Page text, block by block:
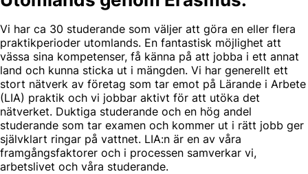
Vi har ca 30 studerande som väljer att göra en eller flera
praktikperioder utomlands. En fantastisk möjlighet att
vässa sina kompetenser, få känna på att jobba i ett annat
land och kunna sticka ut i mängden. Vi har generellt ett
stort nätverk av företag som tar emot på Lärande i Arbete
(LIA) praktik och vi jobbar aktivt för att utöka det
nätverket. Duktiga studerande och en hög andel
studerande som tar examen och kommer ut i rätt jobb ger
självklart ringar på vattnet. LIA:n är en av våra
framgångsfaktorer och i processen samverkar vi,
arbetslivet och våra studerande.